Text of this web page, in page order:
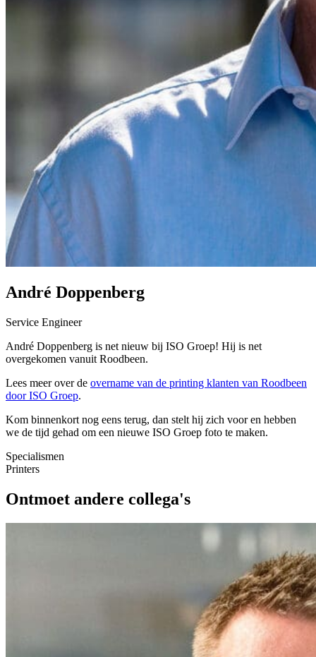
André Doppenberg
Service Engineer
André Doppenberg is net nieuw bij ISO Groep! Hij is net
overgekomen vanuit Roodbeen.
Lees meer over de overname van de printing klanten van Roodbeen
door ISO Groep.
Kom binnenkort nog eens terug, dan stelt hij zich voor en hebben
we de tijd gehad om een nieuwe ISO Groep foto te maken.
Specialismen
Printers
Ontmoet andere collega's